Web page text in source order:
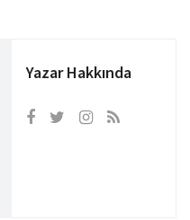
Yazar Hakkında